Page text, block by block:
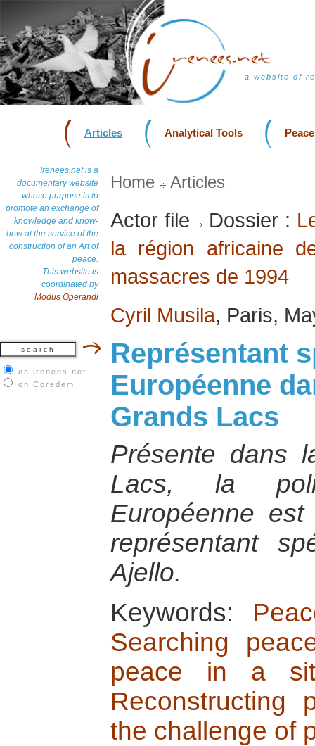
a website of
Articles Analytical Tools
Irenees.net is a
documentary website
whose purpose is to
promote an exchange of
knowledge and know-
how at the service of the
construction of an Art of
peace.
This website is
coordinated by
Modus Operandi
on irenees.net
on Coredem
Home Articles
Actor file Dossier :
la région africaine
massacres de 1994
Cyril Musila, Paris,
Représentant
Européenne
Grands Lacs
Présente dans
Lacs, la
Européenne
représentant
Ajello.
Keywords:
Searching
peace in a
Reconstructing
the challenge of